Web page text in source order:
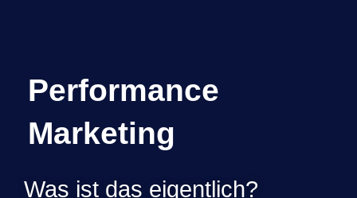
Performance Marketing
Actio = Reactio, aber messbar machen!
Digital sichtbar werden
Performance
Marketing
Was ist das eigentlich?